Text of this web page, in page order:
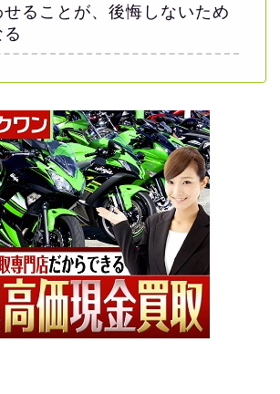
せることが、後悔しないため